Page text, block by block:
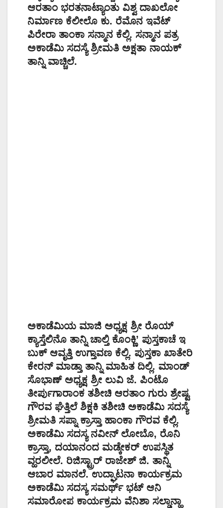
ಆರತಾಂ ಭರತನಾಟ್ಯಾಂತು ವಿಶ್ವ ದಾಖಲೋ
ನಿರ್ಮಾಣ ಕೆಲೀಲೊ ಕು. ರೆಮೊನ ಇವೆಟ್
ಪಿರೇರಾ ತಾಂಕಾ ಸನ್ಮಾನ ಕೆಲ್ಲಿ. ಸನ್ಮಾನ ಪತ್ರ
ಅಕಾಡೆಮಿ ಸದಸ್ಯೆ ಶ್ರೀಮತಿ ಅಕ್ಷತಾ ನಾಯಕ್
ತಾನ್ನಿ ವಾಚ್ಚಿಲೆ.
ಅಕಾಡೆಮಿಯ ಮಾಜಿ ಅಧ್ಯಕ್ಷ ಶ್ರೀ ರೊಯ್
ಕ್ಯಾಸ್ತೆಲಿನೊ ತಾನ್ನಿ ಚಾಲ್ತಿ ಕೊಂಕ್ಣಿ’ ಪುಸ್ತಕಾಚೆ ಇ
ಬುಕ್ ಆವೃತ್ತಿ ಉಗ್ತಾವಣ ಕೆಲ್ಲಿ. ಪುಸ್ತಕಾ ಖಾತೇರಿ
ಕೇರನ್ ಮಾಡ್ತಾ ತಾನ್ನಿ ಮಾಹಿತ ದಿಲ್ಲಿ. ಮಾಂಡ್
ಸೊಭಾಣ್ ಅಧ್ಯಕ್ಷ ಶ್ರೀ ಲುವಿ ಜೆ. ಪಿಂಟೊ
ತೀರ್ಪುಗಾರಾಂಕ ತಶೀಚಿ ಆರತಾಂ ಗುರು ಶ್ರೇಷ್ಟ
ಗೌರವ ಘೆತ್ತಿಲೆ ಶಿಕ್ಷಕಿ ತಶೀಚಿ ಅಕಾಡೆಮಿ ಸದಸ್ಯೆ
ಶ್ರೀಮತಿ ಸಪ್ನಾ ಕ್ರಾಸ್ತಾ ಹಾಂಕಾ ಗೌರವ ಕೆಲ್ಲಿ.
ಅಕಾಡೆಮಿ ಸದಸ್ಯ ನವೀನ್ ಲೋಬೊ, ರೊನಿ
ಕ್ರಾಸ್ತಾ, ದಯಾನಂದ ಮಡ್ಕೇಕರ್ ಉಪಸ್ಥಿತ
ವ್ಹರಲೀಲೆ. ರಿಜಿಸ್ಟ್ರಾರ್ ರಾಜೇಶ್ ಜಿ. ತಾನ್ನಿ
ಆಬಾರ ಮಾನಲೆ. ಉದ್ಘಾಟನಾ ಕಾರ್ಯಕ್ರಮ
ಅಕಾಡೆಮಿ ಸದಸ್ಯ ಸಮರ್ಥ್ ಭಟ್ ಆನಿ
ಸಮಾರೋಪ ಕಾರ್ಯಕ್ರಮ ವೆನಿಶಾ ಸಲ್ಡಾನ್ಹಾ